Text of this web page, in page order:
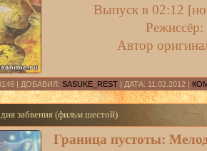
Выпуск в 02:12
Автор
| ДОБАВИЛ: SASUKE_REST | ДАТА: 11.02.2012 |
забвения (фильм шестой)
Граница пустоты: